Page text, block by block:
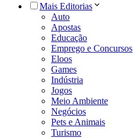
Mais Editorias
Auto
Apostas
Educação
Emprego e Concursos
Eloos
Games
Indústria
Jogos
Meio Ambiente
Negócios
Pets e Animais
Turismo